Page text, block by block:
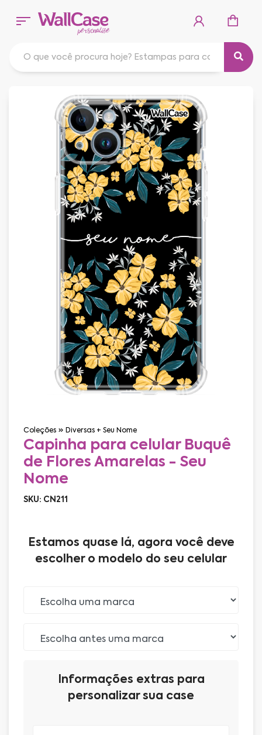
Coleções Diversas + Seu Nome
Capinha para celular Buquê
de Flores Amarelas - Seu
Nome
SKU: CN211
Estamos quase lá, agora você deve
escolher o modelo do seu celular
Informações extras para
personalizar sua case